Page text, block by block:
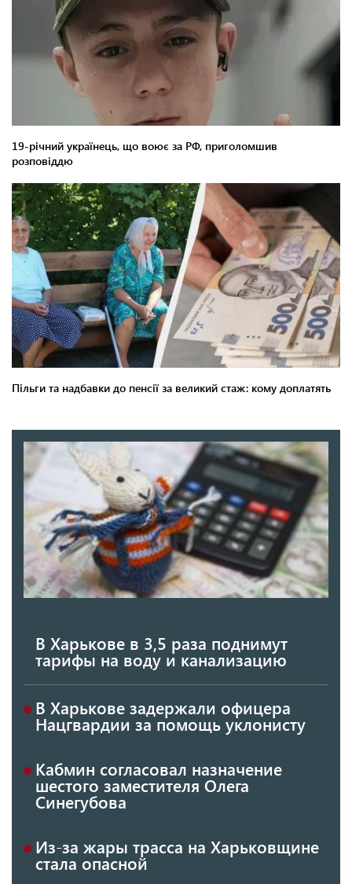
В Харькове в 3,5 раза поднимут
тарифы на воду и канализацию
В Харькове задержали офицера
Нацгвардии за помощь уклонисту
Кабмин согласовал назначение
шестого заместителя Олега
Синегубова
Из-за жары трасса на Харьковщине
стала опасной